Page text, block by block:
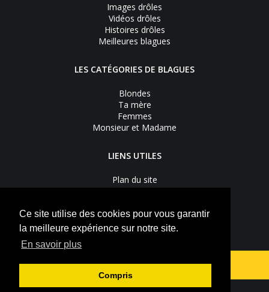
Ce site utilise des cookies pour vous garantir
la meilleure expérience sur notre site.
En savoir plus
Compris
Images drôles
Vidéos drôles
Histoires drôles
Meilleures blagues
LES CATÉGORIES DE BLAGUES
Blondes
Ta mère
Femmes
Monsieur et Madame
LIENS UTILES
Plan du site
Nous contacter
Mentions légales
Vie privée
Suivez-nous sur Facebook Youtube